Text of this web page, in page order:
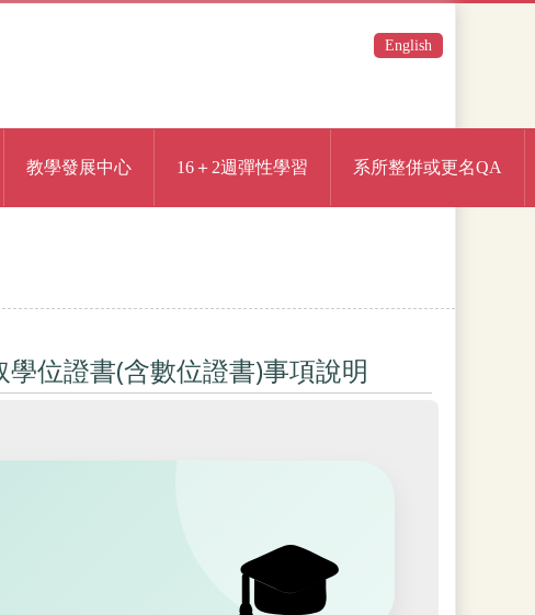
English
位證書(含數位證書)事項說明
🎓
教學發展中心 16＋2週彈性學習 系所整併或更名QA